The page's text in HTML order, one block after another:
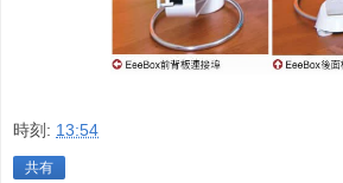
時刻: 13:54
共有